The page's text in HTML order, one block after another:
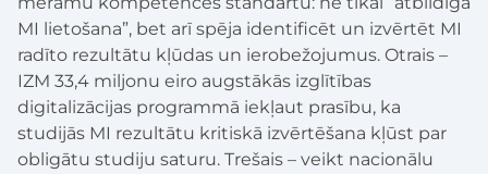
MI lietošana”, bet arī spēja identificēt un izvērtēt MI
radīto rezultātu kļūdas un ierobežojumus. Otrais –
IZM 33,4 miljonu eiro augstākās izglītības
digitalizācijas programmā iekļaut prasību, ka
studijās MI rezultātu kritiskā izvērtēšana kļūst par
obligātu studiju saturu. Trešais – veikt nacionālu